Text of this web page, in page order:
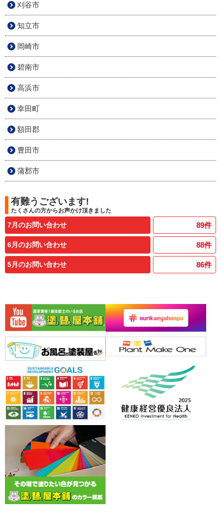
刈谷市
知立市
岡崎市
碧南市
高浜市
幸田町
額田郡
豊田市
蒲郡市
有難うございます!
たくさんの方からお声かけ頂きました
7月のお問い合わせ 89件
6月のお問い合わせ 88件
5月のお問い合わせ 86件